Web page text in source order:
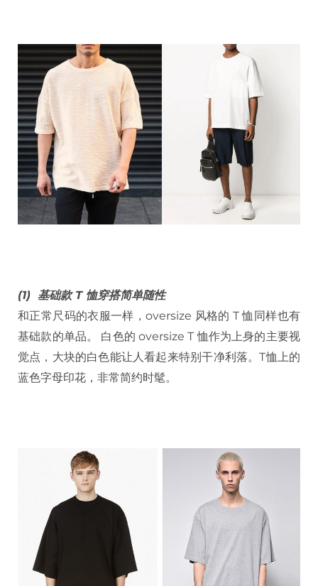
(1) 基础款 T 恤穿搭简单随性
和正常尺码的衣服一样，oversize 风格的 T 恤同样也有
基础款的单品。 白色的 oversize T 恤作为上身的主要视
觉点，大块的白色能让人看起来特别干净利落。T恤上的
蓝色字母印花，非常简约时髦。